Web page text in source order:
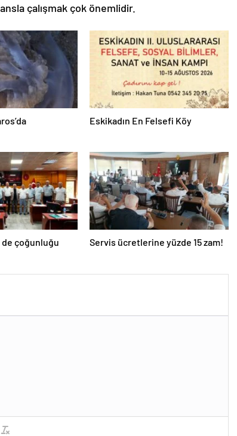
çalışmak çok önemlidir.
Eskikadın En Felsefi Köy
de çoğunluğu
Servis ücretlerine yüzde 15 zam!